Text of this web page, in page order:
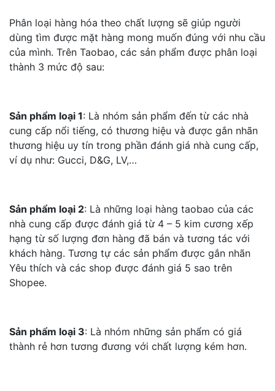
Phân loại hàng hóa theo chất lượng sẽ giúp người
dùng tìm được mặt hàng mong muốn đúng với nhu cầu
của mình. Trên Taobao, các sản phẩm được phân loại
thành 3 mức độ sau:
Sản phẩm loại 1: Là nhóm sản phẩm đến từ các nhà
cung cấp nổi tiếng, có thương hiệu và được gắn nhãn
thương hiệu uy tín trong phần đánh giá nhà cung cấp,
ví dụ như: Gucci, D&G, LV,…
Sản phẩm loại 2: Là những loại hàng taobao của các
nhà cung cấp được đánh giá từ 4 – 5 kim cương xếp
hạng từ số lượng đơn hàng đã bán và tương tác với
khách hàng. Tương tự các sản phẩm được gắn nhãn
Yêu thích và các shop được đánh giá 5 sao trên
Shopee.
Sản phẩm loại 3: Là nhóm những sản phẩm có giá
thành rẻ hơn tương đương với chất lượng kém hơn.